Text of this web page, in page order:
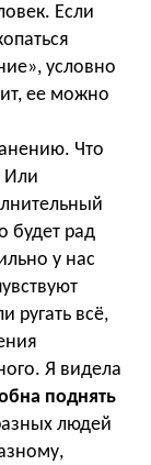
Если
условно
ее можно
Что
Или
будет рад
у нас
ругать всё,
Я видела
поднять
людей